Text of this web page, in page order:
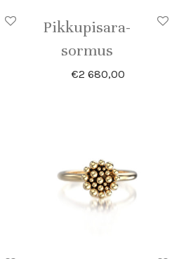
Pikkupisara-
sormus
€2 680,00